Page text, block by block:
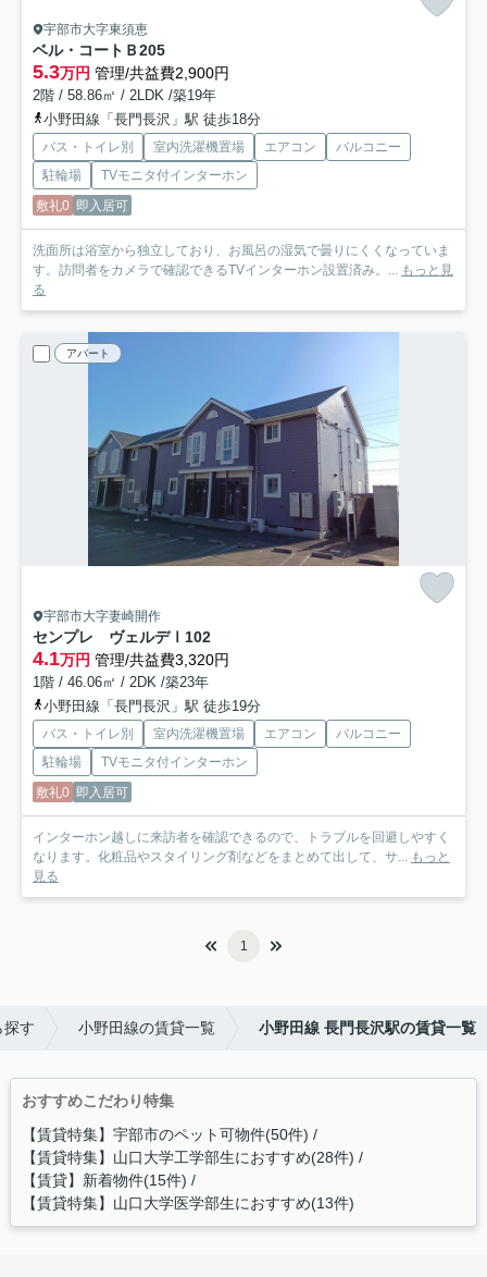
宇部市大字東須恵
ベル・コートＢ205
5.3万円 管理/共益費2,900円
2階 / 58.86㎡ / 2LDK /築19年
小野田線「長門長沢」駅 徒歩18分
バス・トイレ別 室内洗濯機置場 エアコン
バルコニー
駐輪場
TVモニタ付インターホン
敷礼0 即入居可
洗面所は浴室から独立しており、お風呂の湿気で曇りにくくなっていま
す。訪問者をカメラで確認できるTVインターホン設置済み。... もっと見
る
アパート
宇部市大字妻崎開作
センプレ ヴェルデⅠ 102
4.1万円 管理/共益費3,320円
1階 / 46.06㎡ / 2DK /築23年
小野田線「長門長沢」駅 徒歩19分
バス・トイレ別 室内洗濯機置場 エアコン
バルコニー
駐輪場
TVモニタ付インターホン
敷礼0 即入居可
インターホン越しに来訪者を確認できるので、トラブルを回避しやすく
なります。化粧品やスタイリング剤などをまとめて出して、サ... もっと
見る
1
探す 小野田線の賃貸一覧 小野田線 長門長沢駅の賃貸一覧
おすすめこだわり特集
【賃貸特集】宇部市のペット可物件(50件)
【賃貸特集】山口大学工学部生におすすめ(28件)
【賃貸】新着物件(15件)
【賃貸特集】山口大学医学部生におすすめ(13件)